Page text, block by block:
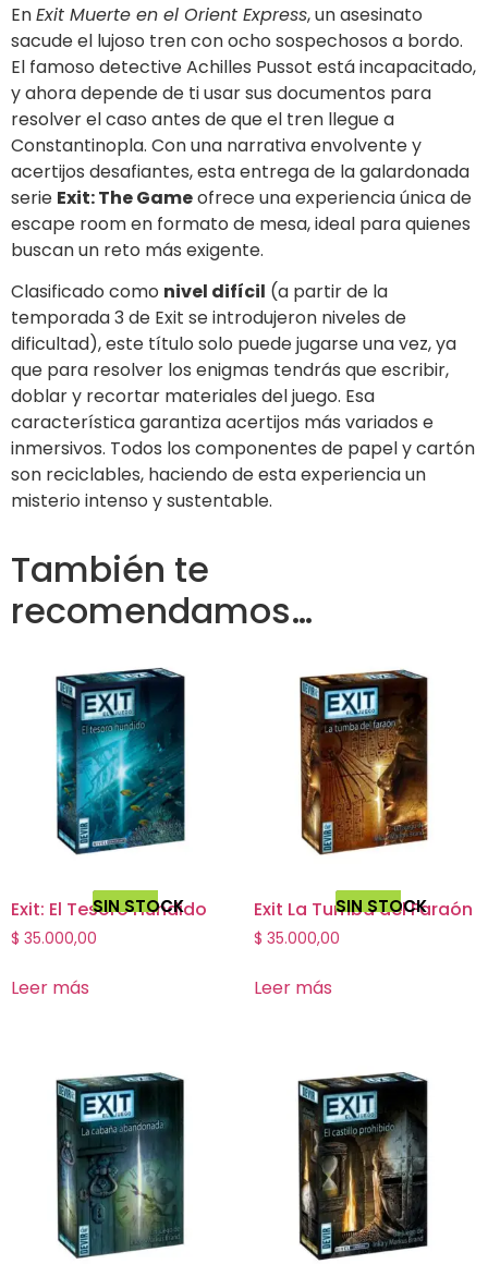
EnExit Muerte en el Orient Express, un asesinato
sacude el lujoso tren con ocho sospechosos a bordo.
El famoso detective Achilles Pussot está incapacitado,
y ahora depende de ti usar sus documentos para
resolver el caso antes de que el tren llegue a
Constantinopla. Con una narrativa envolvente y
acertijos desafiantes, esta entrega de la galardonada
serie Exit: The Gameofrece una experiencia única de
escape room en formato de mesa, ideal para quienes
buscan un reto más exigente.
Clasificado como nivel difícil (a partir de la
temporada 3 de Exit se introdujeron niveles de
dificultad), este título solo puede jugarse una vez, ya
que para resolver los enigmas tendrás que escribir,
doblar y recortar materiales del juego. Esa
característica garantiza acertijos más variados e
inmersivos. Todos los componentes de papel y cartón
son reciclables, haciendo de esta experiencia un
misterio intenso y sustentable.
También te
recomendamos…
SIN STOCK
Exit: El Tesoro Hundido
$ 35.000,00
Leer más
SIN STOCK
Exit La Tumba del Faraón
$ 35.000,00
Leer más